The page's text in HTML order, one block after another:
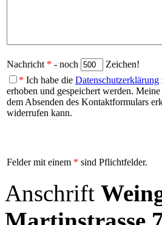
Nachricht * - noch
Zeichen!
* Ich habe die Datenschutzerklärung
erhoben und gespeichert werden.
dem Absenden des Kontaktformulars
widerrufen kann.
Felder mit einem * sind Pflichtfelder.
Anschrift